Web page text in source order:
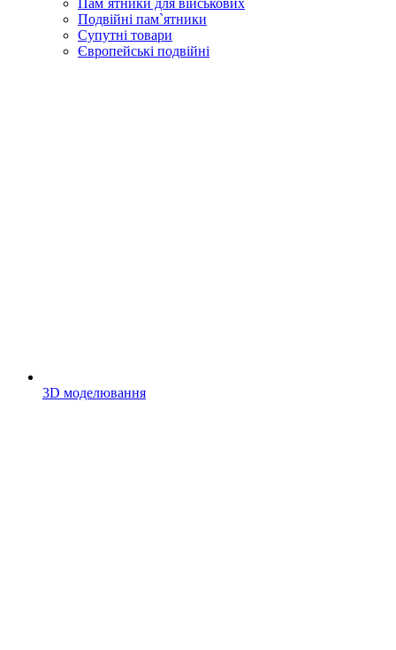
Пам`ятники для військових
Подвійні пам`ятники
Супутні товари
Європейські подвійні
3D моделювання